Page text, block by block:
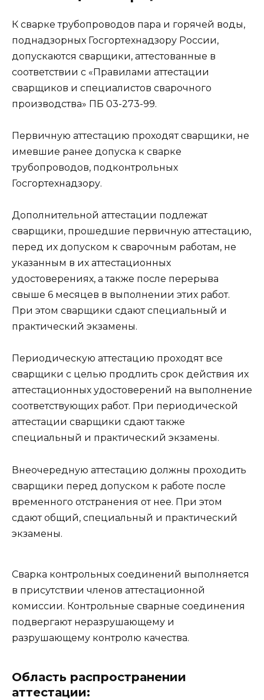
К сварке трубопроводов пара и горячей воды,
поднадзорных Госгортехнадзору России,
допускаются сварщики, аттестованные в
соответствии с «Правилами аттестации
сварщиков и специалистов сварочного
производства» ПБ 03-273-99.
Первичную аттестацию проходят сварщики, не
имевшие ранее допуска к сварке
трубопроводов, подконтрольных
Госгортехнадзору.
Дополнительной аттестации подлежат
сварщики, прошедшие первичную аттестацию,
перед их допуском к сварочным работам, не
указанным в их аттестационных
удостоверениях, а также после перерыва
свыше 6 месяцев в выполнении этих работ.
При этом сварщики сдают специальный и
практический экзамены.
Периодическую аттестацию проходят все
сварщики с целью продлить срок действия их
аттестационных удостоверений на выполнение
соответствующих работ. При периодической
аттестации сварщики сдают также
специальный и практический экзамены.
Внеочередную аттестацию должны проходить
сварщики перед допуском к работе после
временного отстранения от нее. При этом
сдают общий, специальный и практический
экзамены.
Сварка контрольных соединений выполняется
в присутствии членов аттестационной
комиссии. Контрольные сварные соединения
подвергают неразрушающему и
разрушающему контролю качества.
Область распространении
аттестации: